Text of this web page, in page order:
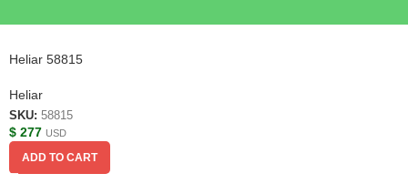
Heliar 58815
Heliar
SKU: 58815
$ 277 USD
ADD TO CART